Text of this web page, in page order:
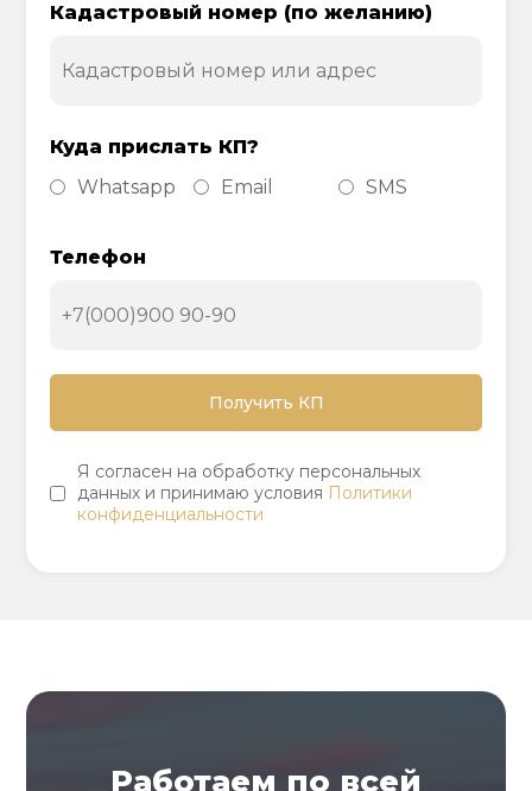
Кадастровый номер (по желанию)
Куда прислать КП?
Whatsapp
Email SMS
Телефон
Я согласен на обработку персональных
данных и принимаю условия Политики
конфиденциальности
Работаем по всей